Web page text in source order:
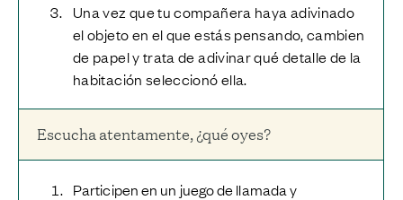
Una vez que tu compañera haya adivinado
el objeto en el que estás pensando, cambien
de papel y trata de adivinar qué detalle de la
habitación seleccionó ella.
Escucha atentamente, ¿qué oyes?
Participen en un juego de llamada y